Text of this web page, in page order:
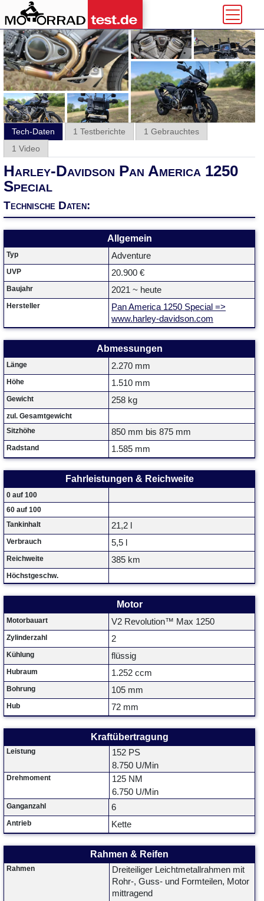
Tech-Daten 1 Testberichte
1 Gebrauchtes
1 Video
Harley-Davidson Pan America 1250
Special
Technische Daten:
Allgemein
Typ Adventure
UVP 20.900 €
Baujahr 2021 ~ heute
Hersteller
Pan America 1250 Special =>
www.harley-davidson.com
Abmessungen
Länge 2.270 mm
Höhe 1.510 mm
Gewicht 258 kg
zul. Gesamtgewicht
Sitzhöhe
850 mm bis 875 mm
Radstand 1.585 mm
Fahrleistungen & Reichweite
0 auf 100
60 auf 100
Tankinhalt
21,2 l
Verbrauch 5,5 l
Reichweite 385 km
Höchstgeschw.
Motor
Motorbauart V2 Revolution™ Max 1250
Zylinderzahl 2
Kühlung flüssig
Hubraum 1.252 ccm
Bohrung 105 mm
Hub 72 mm
Kraftübertragung
Leistung
152 PS
8.750 U/Min
Drehmoment
125 NM
6.750 U/Min
Ganganzahl 6
Antrieb Kette
Rahmen & Reifen
Rahmen
Dreiteiliger Leichtmetallrahmen mit
Rohr-, Guss- und Formteilen, Motor
mittragend